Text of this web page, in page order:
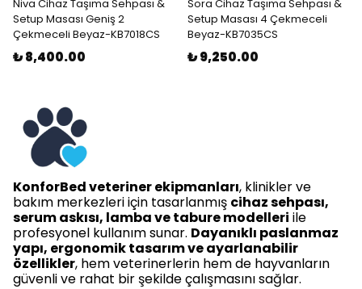
Niva Cihaz Taşıma Sehpası &
Setup Masası Geniş 2
Çekmeceli Beyaz-KB7018CS
₺ 8,400.00
Sora Cihaz Taşıma Sehpası &
Setup Masası 4 Çekmeceli
Beyaz-KB7035CS
₺ 9,250.00
KonforBed veteriner ekipmanları, klinikler ve
bakım merkezleri için tasarlanmış cihaz sehpası,
serum askısı, lamba ve tabure modelleri ile
profesyonel kullanım sunar. Dayanıklı paslanmaz
yapı, ergonomik tasarım ve ayarlanabilir
özellikler, hem veterinerlerin hem de hayvanların
güvenli ve rahat bir şekilde çalışmasını sağlar.